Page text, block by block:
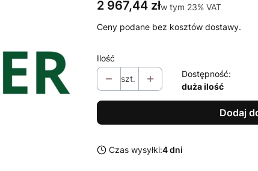
Cena
2 967,44 złw tym 23% VAT
w tym 23% VAT
Ceny podane bez kosztów dostawy.
Ilość
szt.
Dostępność:
duża ilość
Dodaj
Czas wysyłki:4 dni